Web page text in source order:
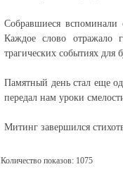
Собравшиеся
Каждое слово отражало
трагических событиях для
Памятный день стал еще
передал нам уроки
Митинг завершился
Количество показов: 1075